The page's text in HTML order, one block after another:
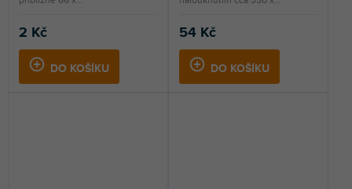
2 Kč
DO KOŠÍKU
54 Kč
DO KOŠÍKU